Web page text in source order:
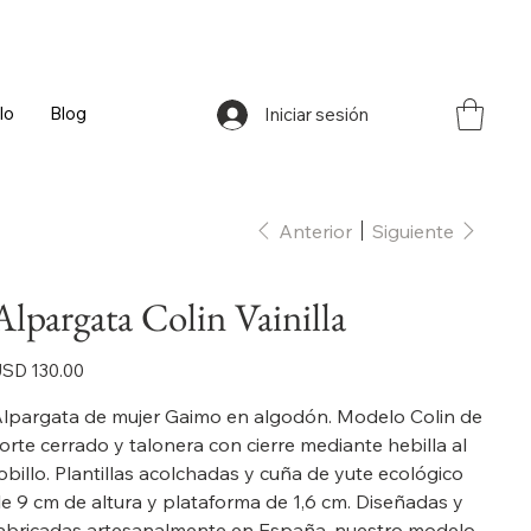
Iniciar sesión
Blog
Anterior Siguiente
Colin Vainilla
130.00
de mujer Gaimo en algodón. Modelo Colin de
cerrado y talonera con cierre mediante hebilla al
Plantillas acolchadas y cuña de yute ecológico
9 cm de altura y plataforma de 1,6 cm. Diseñadas y